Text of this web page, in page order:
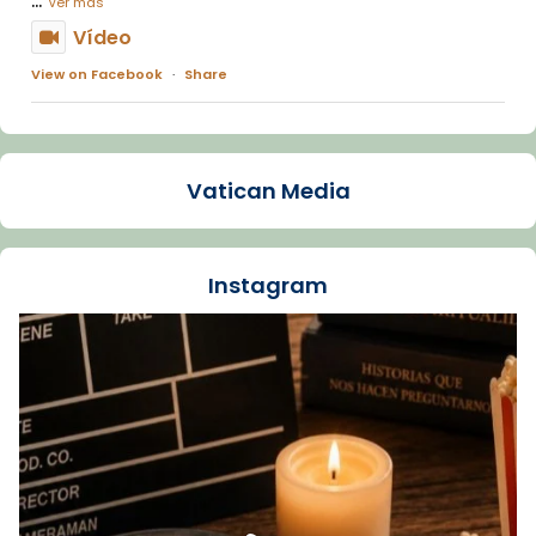
Vídeo
View on Facebook · Share
Arquebisbat de Barcelona
La Carmina va patir depressió. Fa gairebé
dos mesos, a l'Estadi Lluís Companys, la
Recupera l'entrevista comp
Vatican
tican News 👇
www.vaticannews.va/es/iglesia/news/2026-
07/carmina-historia-depresion-papa-viaje-
espana-testimoni...
Foto
Vatican Media
Instagram